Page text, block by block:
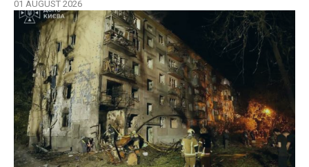
01 AUGUST 2026